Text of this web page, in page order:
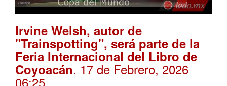
Irvine Welsh, autor de
"Trainspotting", será parte de la
Feria Internacional del Libro de
Coyoacán. 17 de Febrero, 2026
06:25